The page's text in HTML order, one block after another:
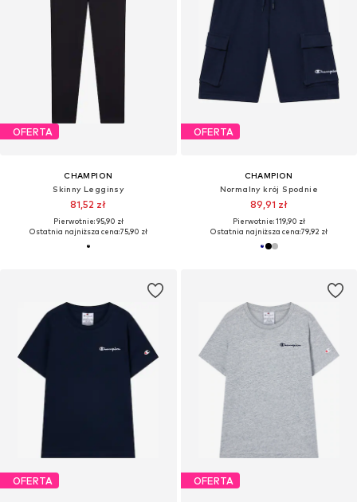
OFERTA
CHAMPION
Skinny Legginsy
81,52 zł
Pierwotnie: 95,90 zł
Ostatnia najniższa cena:75,90 zł
OFERTA
CHAMPION
Normalny krój Spodnie
89,91 zł
Pierwotnie: 119,90 zł
Ostatnia najniższa cena:79,92 zł
OFERTA OFERTA